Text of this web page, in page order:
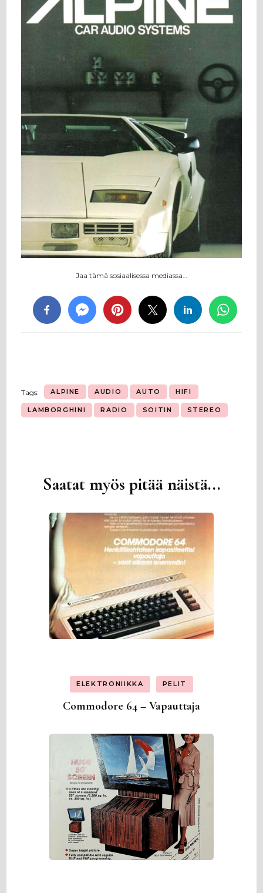
Jaa tämä sosiaalisessa mediassa…
Tags: ALPINE AUDIO AUTO HIFI
LAMBORGHINI RADIO SOITIN STEREO
Artikkelien
Saatat myös pitää näistä...
ELEKTRONIIKKA PELIT
Commodore 64 – Vapauttaja